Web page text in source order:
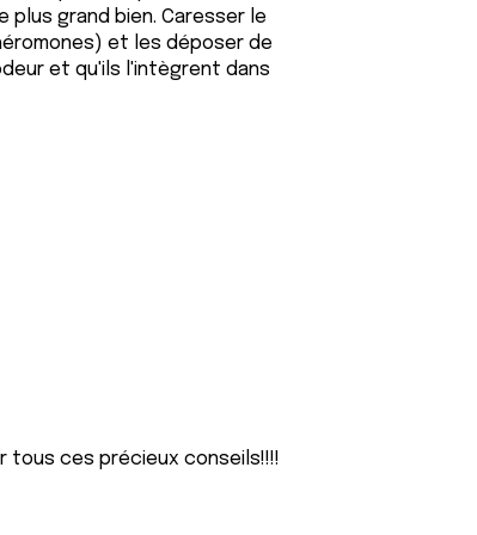
plus grand bien. Caresser le
et les déposer de
et qu'ils l'intègrent dans
tous ces précieux conseils!!!!